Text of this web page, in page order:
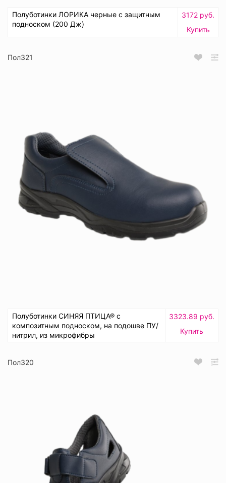
Полуботинки ЛОРИКА черные с защитным
подноском (200 Дж)
3172 руб.
Купить
Пол321
Полуботинки СИНЯЯ ПТИЦА® с
композитным подноском, на подошве ПУ/
нитрил, из микрофибры
3323.89 руб.
Купить
Пол320